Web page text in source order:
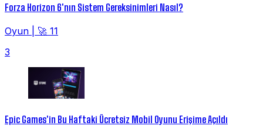
Forza Horizon 6'nın Sistem Gereksinimleri Nasıl?
Oyun
🚀 11
3
Epic Games'in Bu Haftaki Ücretsiz Mobil Oyunu Erişime Açıldı